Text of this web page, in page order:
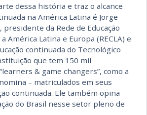
dessa história e traz o alcance
na América Latina é Jorge
da Rede de Educação
América Latina e Europa (RECLA) e
continuada do Tecnológico
que tem 150 mil
& game changers”, como a
– matriculados em seus
continuada. Ele também opina
do Brasil nesse setor pleno de